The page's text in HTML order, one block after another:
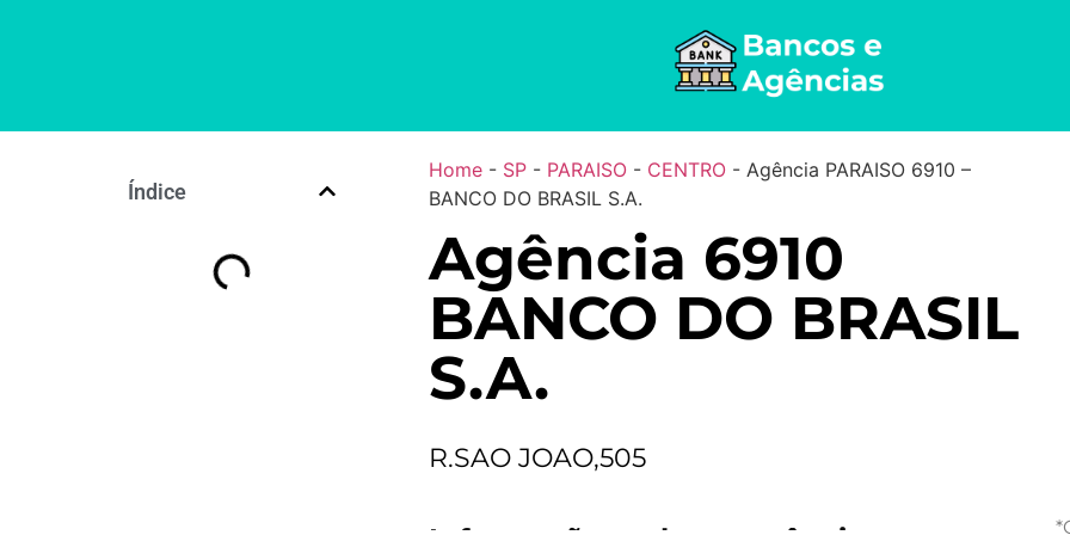
Índice
Home- SP- PARAISO- CENTRO- Agência PARAISO 6910 –
BANCO DO BRASIL S.A.
Agência 6910
BANCO DO BRASIL
S.A.
R.SAO JOAO,505